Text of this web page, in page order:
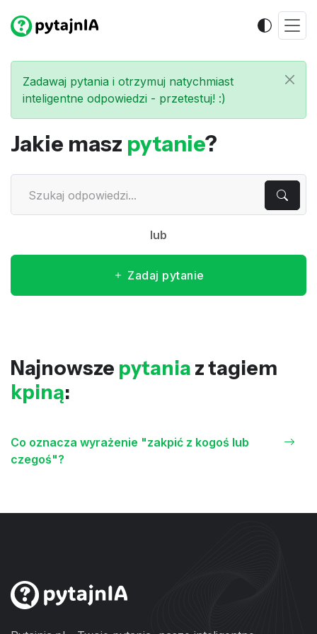
Zadawaj pytania i otrzymuj natychmiast
inteligentne odpowiedzi - przetestuj! :)
Jakie masz pytanie?
lub
Zadaj pytanie
Najnowsze pytania z tagiem
kpiną:
Co oznacza wyrażenie "zakpić z kogoś lub
czegoś"?